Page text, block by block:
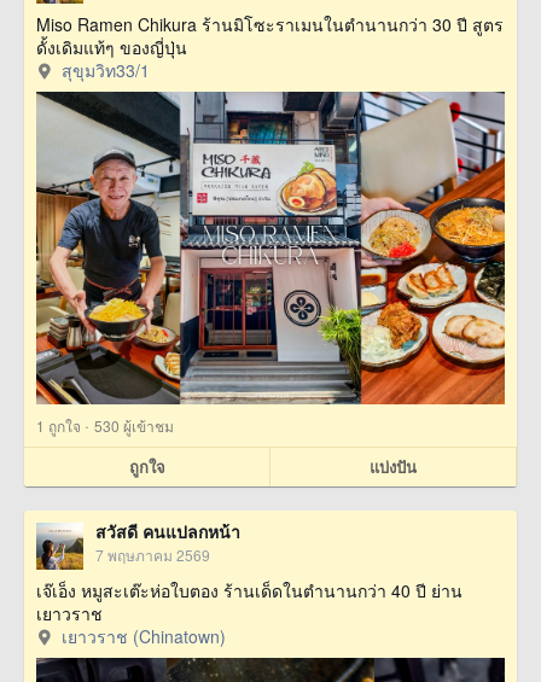
Miso Ramen Chikura ร้านมิโซะราเมนในตำนานกว่า 30 ปี สูตร
ดั้งเดิมแท้ๆ ของญี่ปุ่น
สุขุมวิท33/1
1 ถูกใจ · 530 ผู้เข้าชม
ถูกใจ แบ่งปัน
สวัสดี คนแปลกหน้า
7 พฤษภาคม 2569
เจ๊เอ็ง หมูสะเต๊ะห่อใบตอง ร้านเด็ดในตำนานกว่า 40 ปี ย่าน
เยาวราช
เยาวราช (Chinatown)